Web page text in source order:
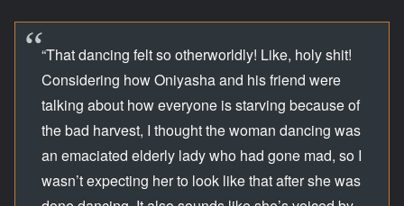
“That dancing felt so otherworldly! Like, holy shit!
Considering how Oniyasha and his friend were
talking about how everyone is starving because of
the bad harvest, I thought the woman dancing was
an emaciated elderly lady who had gone mad, so I
wasn’t expecting her to look like that after she was